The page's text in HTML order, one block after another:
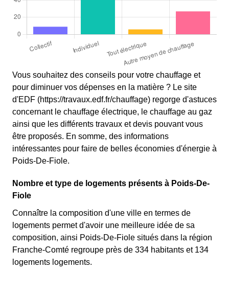
Vous souhaitez des conseils pour votre chauffage et
pour diminuer vos dépenses en la matière ? Le site
d'EDF (https://travaux.edf.fr/chauffage) regorge d'astuces
concernant le chauffage électrique, le chauffage au gaz
ainsi que les différents travaux et devis pouvant vous
être proposés. En somme, des informations
intéressantes pour faire de belles économies d'énergie à
Poids-De-Fiole.
Nombre et type de logements présents à Poids-De-
Fiole
Connaître la composition d'une ville en termes de
logements permet d'avoir une meilleure idée de sa
composition, ainsi Poids-De-Fiole situés dans la région
Franche-Comté regroupe près de 334 habitants et 134
logements logements.